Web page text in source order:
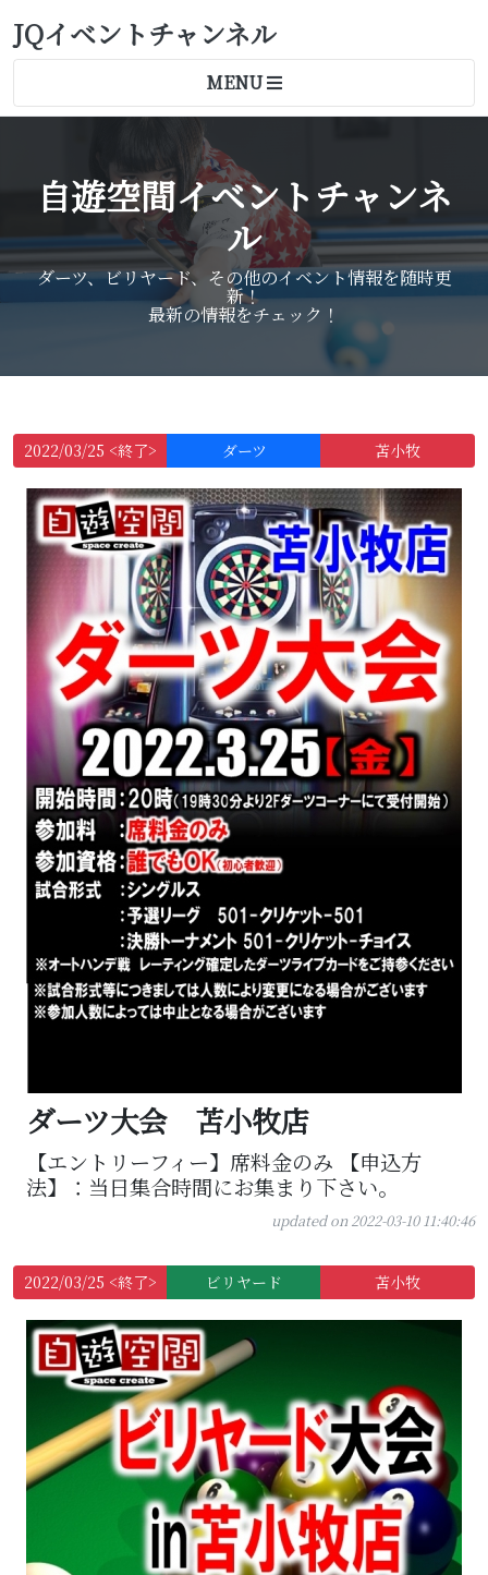
JQイベントチャンネル
MENU
自遊空間イベントチャンネ
ル
ダーツ、ビリヤード、その他のイベント情報を随時更
新！
最新の情報をチェック！
2022/03/25 <終了> ダーツ 苫小牧
ダーツ大会 苫小牧店
【エントリーフィー】席料金のみ 【申込方
法】：当日集合時間にお集まり下さい。
updated on 2022-03-10 11:40:46
2022/03/25 <終了> ビリヤード 苫小牧